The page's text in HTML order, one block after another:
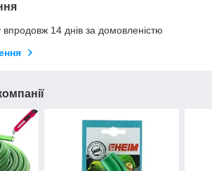
14 днів за домовленістю